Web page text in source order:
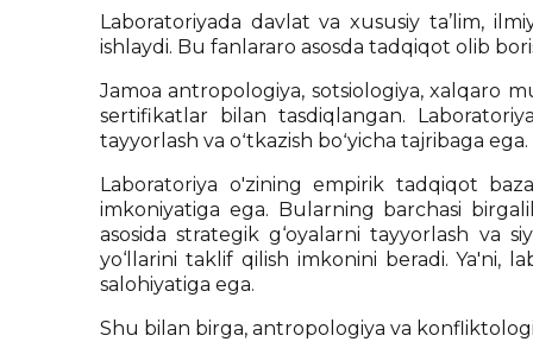
Laboratoriyada davlat va xususiy ta’lim,
ishlaydi. Bu fanlararo asosda tadqiqot olib
Jamoa antropologiya, sotsiologiya, xalqaro
sertifikatlar bilan tasdiqlangan.
tayyorlash va oʻtkazish boʻyicha tajribaga ega.
Laboratoriya o'zining empirik tadqiqot
imkoniyatiga ega. Bularning barchasi
asosida strategik g‘oyalarni tayyorlash va
yo‘llarini taklif qilish imkonini beradi.
salohiyatiga ega.
Shu bilan birga, antropologiya va